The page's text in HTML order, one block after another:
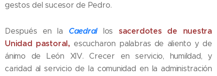
gestos del sucesor de Pedro.
Después en la Caedrallos sacerdotes de nuestra
Unidad pastoral, escucharon palabras de aliento y de
ánimo de León XIV. Crecer en servicio, humildad, y
caridad al servicio de la comunidad en la administración